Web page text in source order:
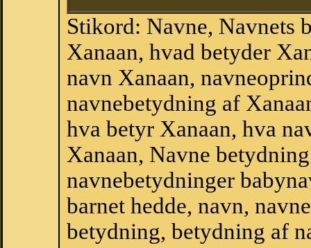
Stikord: Navne, Navnets
Xanaan, hvad betyder
navn Xanaan,
navnebetydning af
hva betyr Xanaan, hva
Xanaan, Navne
navnebetydninger
barnet hedde, navn,
betydning, betydning af